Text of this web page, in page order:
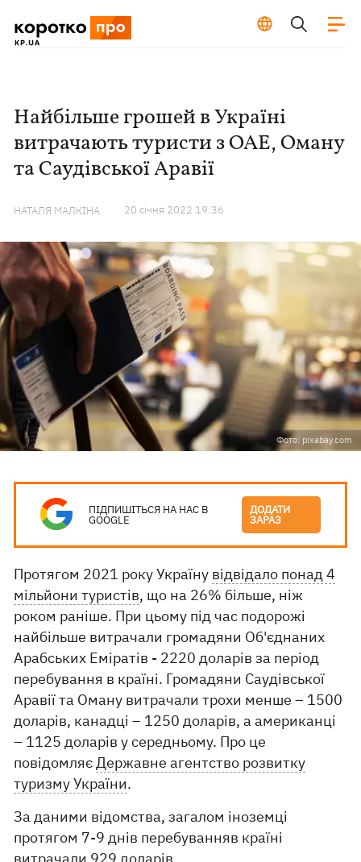
Найбільше грошей в Україні
витрачають туристи з ОАЕ, Оману
та Саудівської Аравії
НАТАЛЯ МАЛКІНА 20 сiчня 2022 19:36
Фото: pixabay.com
ПІДПИШІТЬСЯ НА НАС В
GOOGLE
ДОДАТИ
ЗАРАЗ
Протягом 2021 року Україну відвідало понад 4
мільйони туристів, що на 26% більше, ніж
роком раніше. При цьому під час подорожі
найбільше витрачали громадяни Об'єднаних
Арабських Еміратів - 2220 доларів за період
перебування в країні. Громадяни Саудівської
Аравії та Оману витрачали трохи менше – 1500
доларів, канадці – 1250 доларів, а американці
– 1125 доларів у середньому. Про це
повідомляєДержавне агентство розвитку
туризму України.
За даними відомства, загалом іноземці
протягом 7-9 днів перебуванняв країні